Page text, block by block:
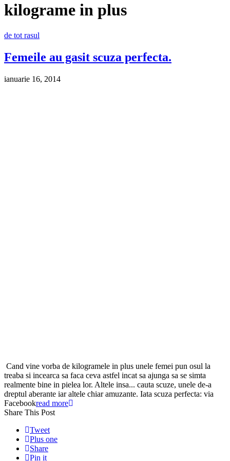
kilograme in plus
de tot rasul
Femeile au gasit scuza perfecta.
ianuarie 16, 2014
Cand vine vorba de kilogramele in plus unele femei pun osul la
treaba si incearca sa faca ceva astfel incat sa ajunga sa se simta
realmente bine in pielea lor. Altele insa... cauta scuze, unele de-a
dreptul aberante iar altele chiar amuzante. Iata scuza perfecta: via
Facebookread more
Share This Post
Tweet
Plus one
Share
Pin it